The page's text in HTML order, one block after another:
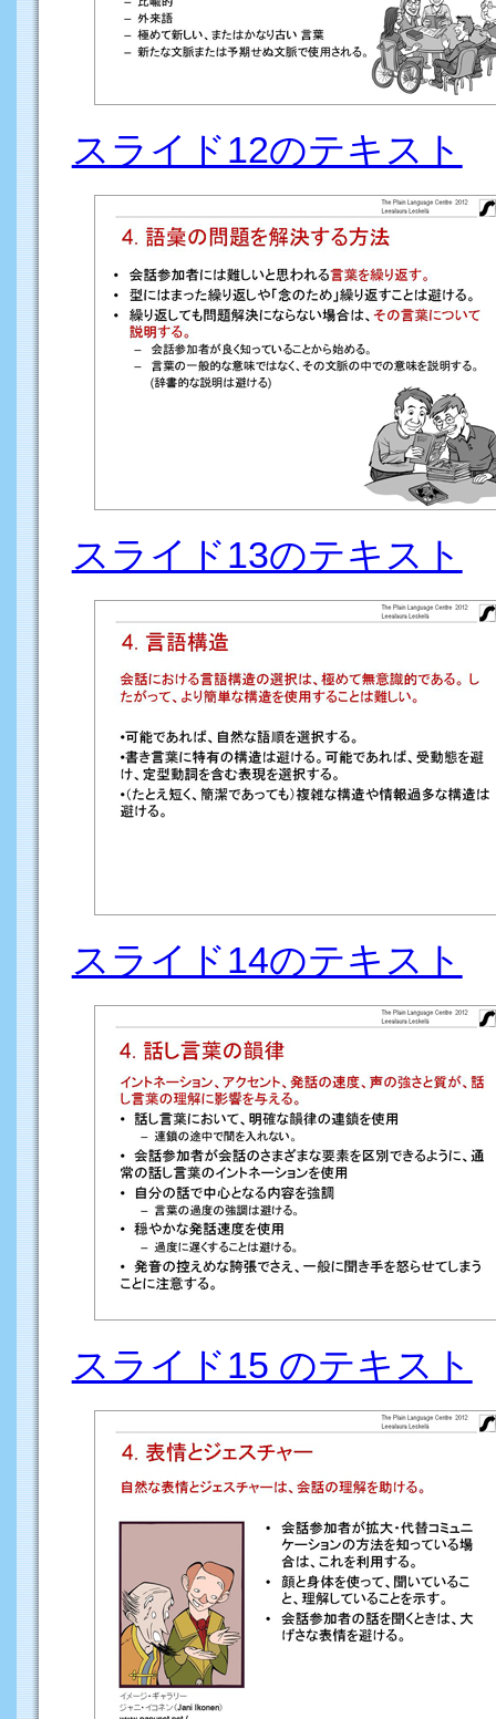
スライド12のテキスト
スライド13のテキスト
スライド14のテキスト
スライド15 のテキスト